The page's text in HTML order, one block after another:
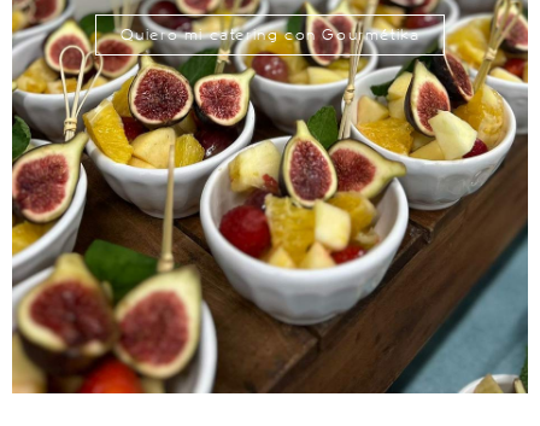
Quiero mi catering con Gourmétika